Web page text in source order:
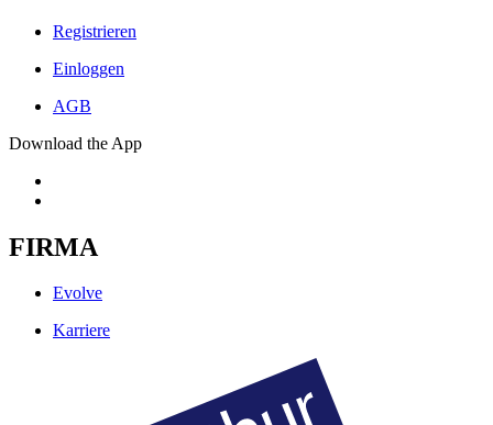
Registrieren
Einloggen
AGB
Download the App
FIRMA
Evolve
Karriere